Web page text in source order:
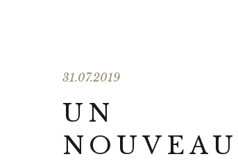
31.07.2019
UN
NOUVEAU